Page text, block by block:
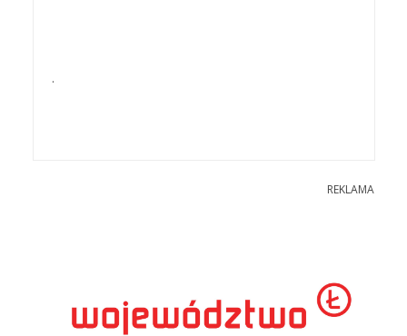
.
REKLAMA